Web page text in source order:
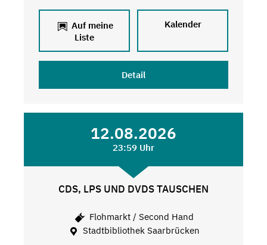
Auf meine
Liste
Kalender
Detail
12.08.2026
23:59 Uhr
CDS, LPS UND DVDS TAUSCHEN
Flohmarkt / Second Hand
Stadtbibliothek Saarbrücken